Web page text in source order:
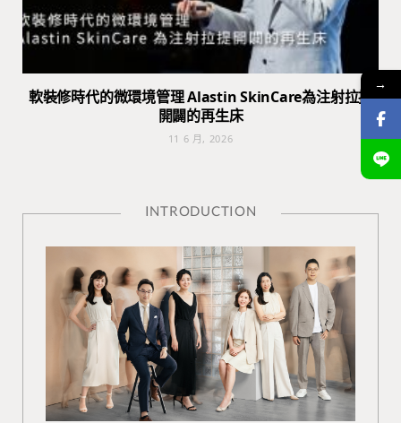
軟裝修時代的微環境管理 Alastin SkinCare為注射拉提
開闢的再生床
11 6 月, 2026
INTRODUCTION
→